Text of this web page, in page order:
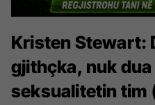
Kristen Stewart:
gjithçka, nuk
seksualitetin tim